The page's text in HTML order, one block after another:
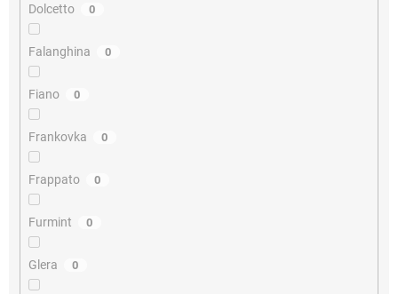
Dolcetto 0
Falanghina 0
Fiano 0
Frankovka 0
Frappato 0
Furmint 0
Glera 0